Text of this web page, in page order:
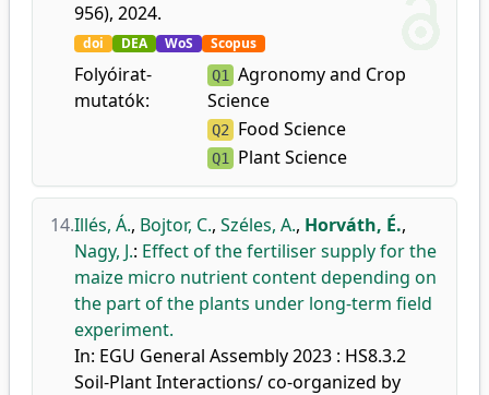
956), 2024.
doi DEA WoS Scopus
Folyóirat-
mutatók:
Q1
Agronomy and Crop
Science
Q2 Food Science
Q1 Plant Science
14.Illés, Á., Bojtor, C., Széles, A., Horváth, É.,
Nagy, J.: Effect of the fertiliser supply for the
maize micro nutrient content depending on
the part of the plants under long-term field
experiment.
In: EGU General Assembly 2023 : HS8.3.2
Soil-Plant Interactions/ co-organized by